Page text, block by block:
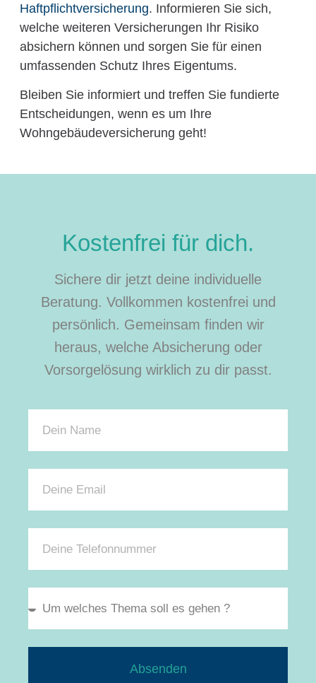
Haftpflichtversicherung. Informieren Sie sich,
welche weiteren Versicherungen Ihr Risiko
absichern können und sorgen Sie für einen
umfassenden Schutz Ihres Eigentums.
Bleiben Sie informiert und treffen Sie fundierte
Entscheidungen, wenn es um Ihre
Wohngebäudeversicherung geht!
Kostenfrei für dich.
Sichere dir jetzt deine individuelle
Beratung. Vollkommen kostenfrei und
persönlich. Gemeinsam finden wir
heraus, welche Absicherung oder
Vorsorgelösung wirklich zu dir passt.
Absenden